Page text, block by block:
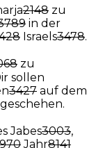
2148 zu
in der
Israels3478.
zu
sollen
3427 auf dem
Jabes3003,
Jahr8141